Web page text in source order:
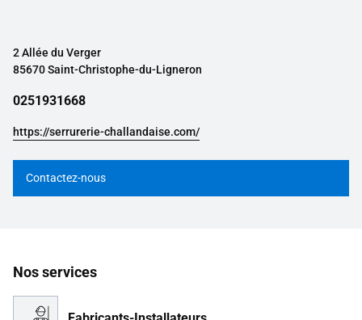
2 Allée du Verger
85670 Saint-Christophe-du-Ligneron
0251931668
https://serrurerie-challandaise.com/
Contactez-nous
Nos services